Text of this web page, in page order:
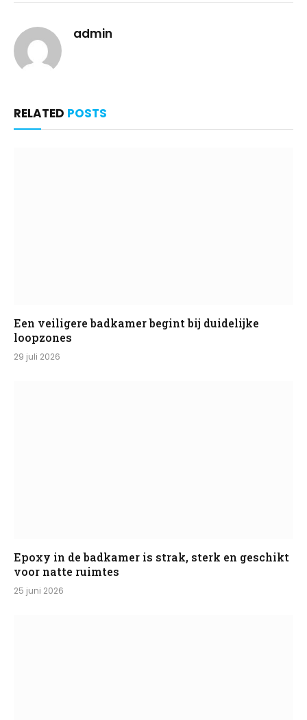
admin
RELATED POSTS
Een veiligere badkamer begint bij duidelijke
loopzones
29 juli 2026
Epoxy in de badkamer is strak, sterk en geschikt
voor natte ruimtes
25 juni 2026